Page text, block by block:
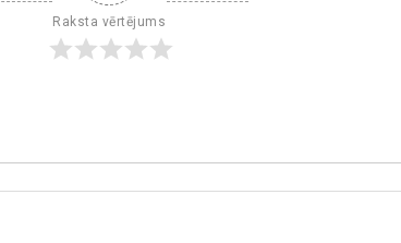
Raksta vērtējums